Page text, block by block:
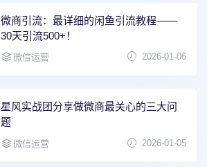
微商引流：最详细的闲鱼引流教程——
30天引流500+！
微信运营 2026-01-06
星风实战团分享做微商最关心的三大问
题
微信运营 2026-01-05